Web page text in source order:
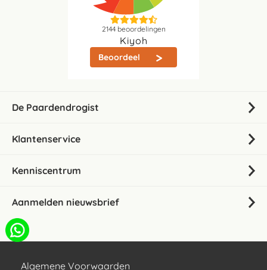
2144beoordelingen
Kiyoh
Beoordeel
De Paardendrogist
Klantenservice
Kenniscentrum
Aanmelden nieuwsbrief
Algemene Voorwaarden